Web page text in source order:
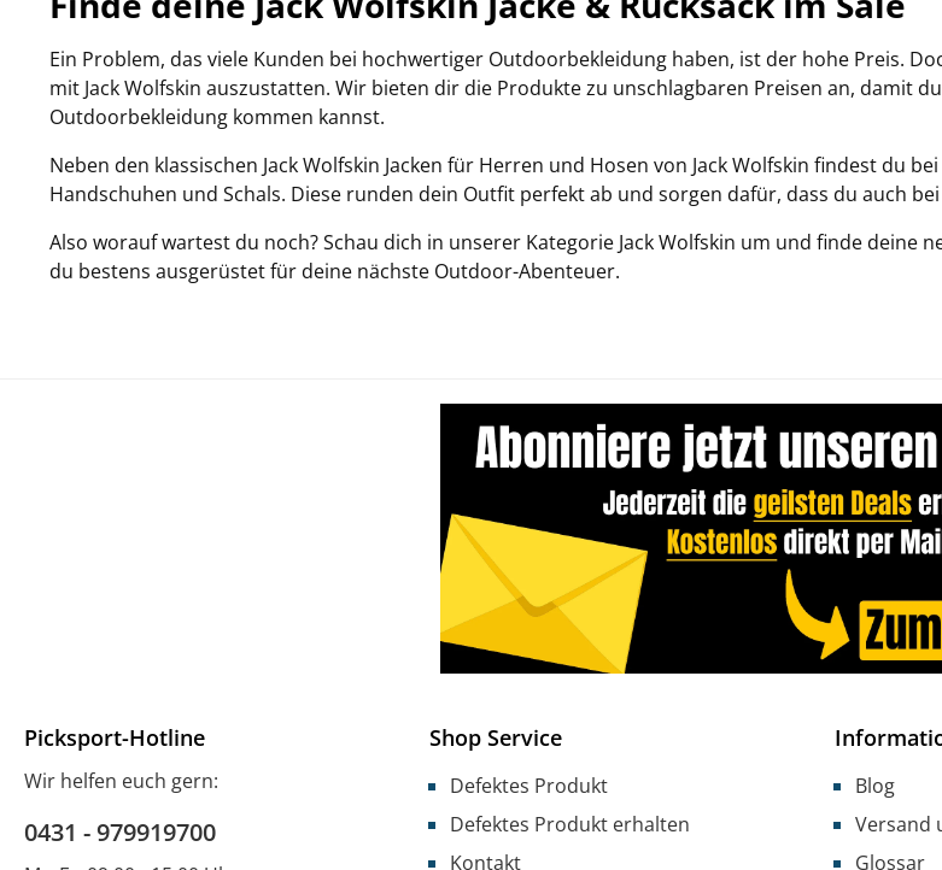
Ein Problem, das viele Kunden bei hochwertiger Outdoorbekleidung haben, ist der hohe Preis.
mit Jack Wolfskin auszustatten. Wir bieten dir die Produkte zu unschlagbaren Preisen an, damit
Outdoorbekleidung kommen kannst.
Neben den klassischen Jack Wolfskin Jacken für Herren und Hosen von Jack Wolfskin findest du
Handschuhen und Schals. Diese runden dein Outfit perfekt ab und sorgen dafür, dass du auch
Also worauf wartest du noch? Schau dich in unserer Kategorie Jack Wolfskin um und finde
du bestens ausgerüstet für deine nächste Outdoor-Abenteuer.
Picksport-Hotline
Wir helfen euch gern:
0431 - 979919700
Shop Service
Defektes Produkt
Defektes Produkt erhalten
Kontakt
Blog
Versand
Glossar